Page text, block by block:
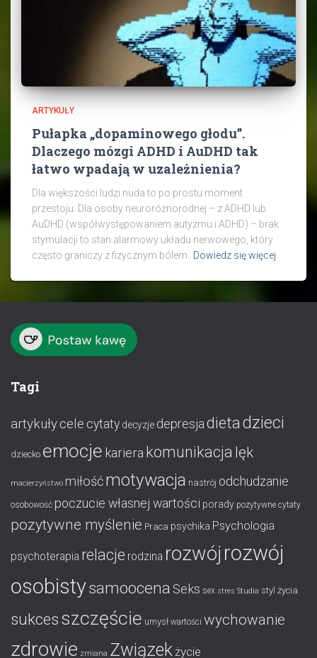
ARTYKUŁY
Pułapka „dopaminowego głodu”.
Dlaczego mózgi ADHD i AuDHD tak
łatwo wpadają w uzależnienia?
Dla większości ludzi nuda to po prostu moment
przestoju. Dla osoby neuroróżnorodnej – z ADHD lub
AuDHD (współwystępowaniem autyzmu i ADHD) – brak
stymulacji to stan alarmowy układu nerwowego, który
często graniczy z fizycznym bólem.
Dowiedz się więcej
Tagi
artykułycele cytaty decyzje depresja dietadzieci
dziecko emocje kariera komunikacja lęk
macierzyństwo miłośćmotywacja nastrój odchudzanie
osobowość poczucie własnej wartości porady pozytywne cytaty
pozytywne myślenie Praca psychika Psychologia
psychoterapia relacje rodzina rozwój rozwój
osobistysamoocena Seks sex stres Studia styl życia
sukcesszczęście umysł wartości wychowanie
zdrowie zmiana Związekżycie